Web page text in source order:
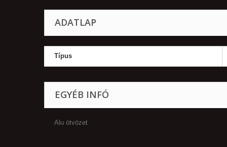
ADATLAP
Típus
EGYÉB INFÓ
Alu ötvözet